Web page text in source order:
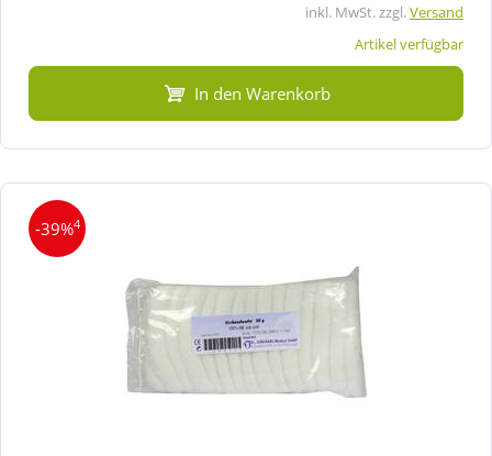
inkl. MwSt. zzgl.Versand
Artikel verfügbar
In den Warenkorb
-39%4